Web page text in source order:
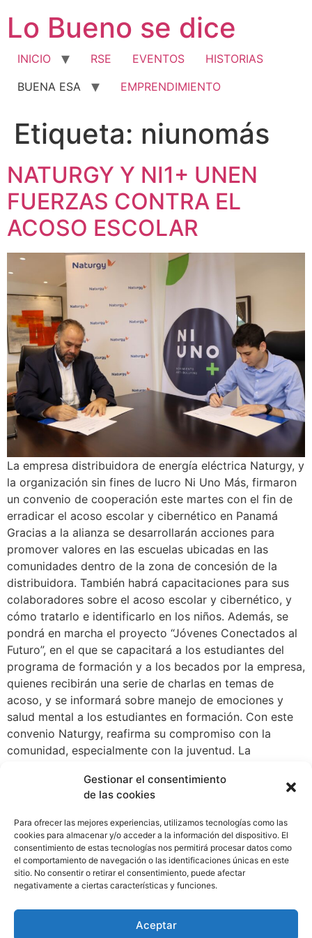
Gestionar el consentimiento
de las cookies
Para ofrecer las mejores experiencias, utilizamos tecnologías como las
cookies para almacenar y/o acceder a la información del dispositivo. El
consentimiento de estas tecnologías nos permitirá procesar datos como
el comportamiento de navegación o las identificaciones únicas en este
sitio. No consentir o retirar el consentimiento, puede afectar
negativamente a ciertas características y funciones.
Aceptar
contenido
Lo Bueno se dice
INICIO RSE EVENTOS
HISTORIAS
BUENA ESA
EMPRENDIMIENTO
Etiqueta: niunomás
NATURGY Y NI1+ UNEN
FUERZAS CONTRA EL
ACOSO ESCOLAR
La empresa distribuidora de energía eléctrica Naturgy, y
la organización sin fines de lucro Ni Uno Más, firmaron
un convenio de cooperación este martes con el fin de
erradicar el acoso escolar y cibernético en Panamá
Gracias a la alianza se desarrollarán acciones para
promover valores en las escuelas ubicadas en las
comunidades dentro de la zona de concesión de la
distribuidora. También habrá capacitaciones para sus
colaboradores sobre el acoso escolar y cibernético, y
cómo tratarlo e identificarlo en los niños. Además, se
pondrá en marcha el proyecto “Jóvenes Conectados al
Futuro”, en el que se capacitará a los estudiantes del
programa de formación y a los becados por la empresa,
quienes recibirán una serie de charlas en temas de
acoso, y se informará sobre manejo de emociones y
salud mental a los estudiantes en formación. Con este
convenio Naturgy, reafirma su compromiso con la
comunidad, especialmente con la juventud. La
posicionarse como un agente socialmente involucrado,
esta vez gracias a la mejora de los ambientes escolares
a nivel nacional, promoviendo la sana convivencia y
bienestar de los estudiantes a través del​ programas de
Prevención e Intervención de Ni Uno Más. El acoso
escolar y cibernético es una problemática que necesita
acción de todas las partes para poder ser erradicada,
a los adultos, como a las infancias para poder
prevenirlo.